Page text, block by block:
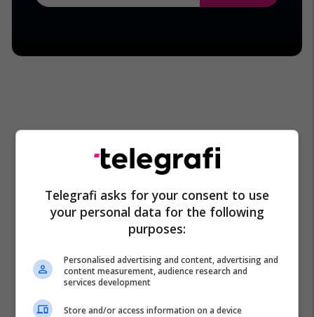
Telegrafi asks for your consent to use
your personal data for the following
purposes:
Personalised advertising and content, advertising and
content measurement, audience research and
services development
Store and/or access information on a device